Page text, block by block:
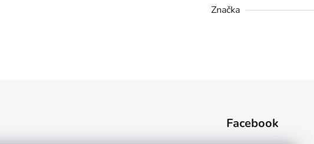
Značka
Facebook